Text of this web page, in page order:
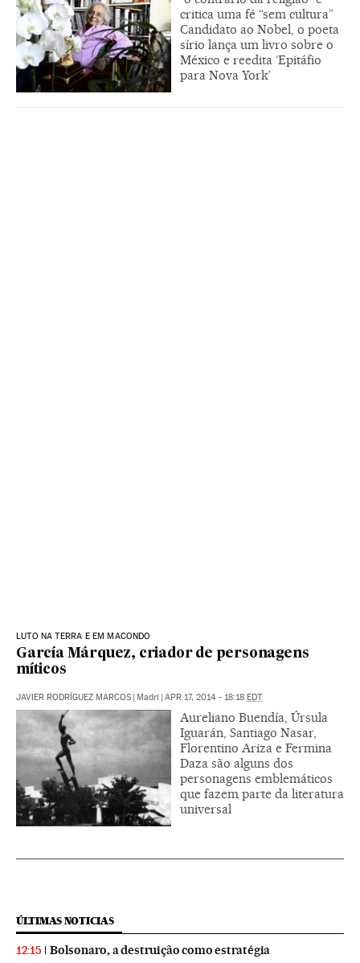
critica uma fé “sem cultura”
Candidato ao Nobel, o poeta
sírio lança um livro sobre o
México e reedita ‘Epitáfio
para Nova York’
LUTO NA TERRA E EM MACONDO
García Márquez, criador de personagens
míticos
JAVIER RODRÍGUEZ MARCOS | Madri | APR 17, 2014 - 18:18 EDT
Aureliano Buendía, Úrsula
Iguarán, Santiago Nasar,
Florentino Ariza e Fermina
Daza são alguns dos
personagens emblemáticos
que fazem parte da literatura
universal
ÚLTIMAS NOTICIAS
12:15 Bolsonaro, a destruição como estratégia